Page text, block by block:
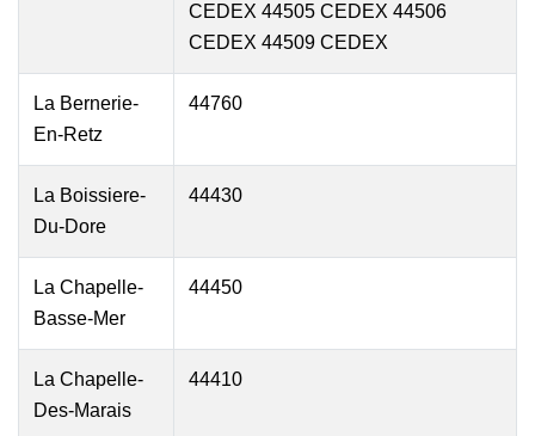
CEDEX 44505 CEDEX 44506
CEDEX 44509 CEDEX
La Bernerie-
En-Retz
44760
La Boissiere-
Du-Dore
44430
La Chapelle-
Basse-Mer
44450
La Chapelle-
Des-Marais
44410